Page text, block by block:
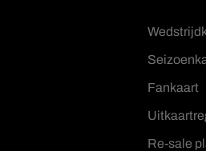
Fankaart
Re-sale